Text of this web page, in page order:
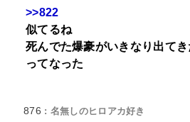
>>822
似てるね
死んでた爆豪がいきなり出てき
ってなった
876 : 名無しのヒロアカ好き